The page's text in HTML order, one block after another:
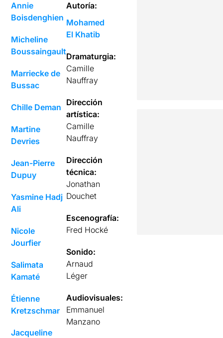
Annie
Boisdenghien
Micheline
Boussaingault
Marriecke de
Bussac
Chille Deman
Martine
Devries
Jean-Pierre
Dupuy
Yasmine Hadj
Ali
Nicole
Jourfier
Salimata
Kamaté
Étienne
Kretzschmar
Jacqueline
Autoría:
Mohamed
El Khatib
Dramaturgia:
Camille
Nauffray
Dirección
artística:
Camille
Nauffray
Dirección
técnica:
Jonathan
Douchet
Escenografía:
Fred Hocké
Sonido:
Arnaud
Léger
Audiovisuales:
Emmanuel
Manzano